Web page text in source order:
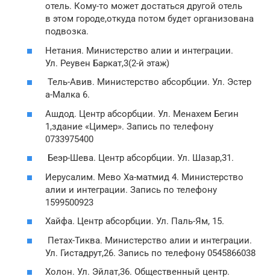
отель. Кому-то может достаться другой отель
в этом городе,откуда потом будет организована
подвозка.
Нетания. Министерство алии и интеграции.
Ул. Реувен Баркат,3(2-й этаж)
Тель-Авив. Министерство абсорбции. Ул. Эстер
а-Малка 6.
Ашдод. Центр абсорбции. Ул. Менахем Бегин
1,здание «Цимер». Запись по телефону
0733975400
Беэр-Шева. Центр абсорбции. Ул. Шазар,31.
Иерусалим. Мево Ха-матмид 4. Министерство
алии и интеграции. Запись по телефону
1599500923
Хайфа. Центр абсорбции. Ул. Паль-Ям, 15.
Петах-Тиква. Министерство алии и интеграции.
Ул. Гистадрут,26. Запись по телефону 0545866038
Холон. Ул. Эйлат,36. Общественный центр.